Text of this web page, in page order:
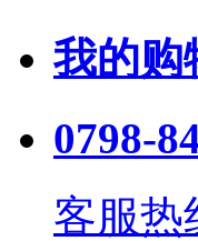
我的购
0798-
客服热